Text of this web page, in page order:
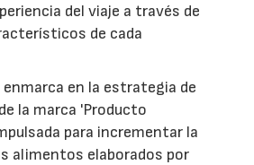
del viaje a través de
de cada
en la estrategia de
la marca 'Producto
para incrementar la
alimentos elaborados por